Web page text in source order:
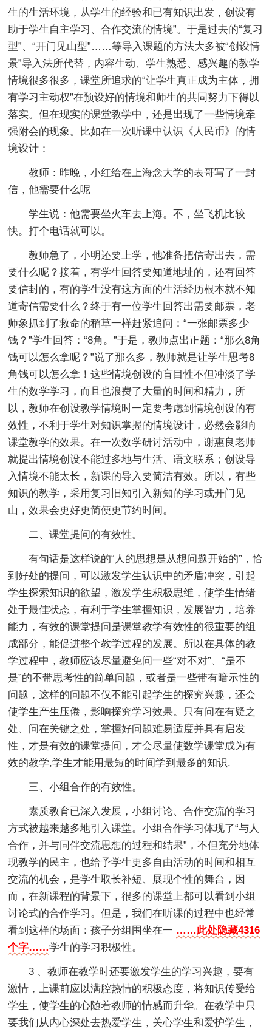
生的生活环境，从学生的经验和已有知识出发，创设有
助于学生自主学习、合作交流的情境”。于是过去的“复习
型”、“开门见山型”……等导入课题的方法大多被“创设情
景”导入法所代替，内容生动、学生熟悉、感兴趣的教学
情境很多很多，课堂所追求的“让学生真正成为主体，拥
有学习主动权”在预设好的情境和师生的共同努力下得以
落实。但在现实的课堂教学中，还是出现了一些情境牵
强附会的现象。比如在一次听课中认识《人民币》的情
境设计：
教师：昨晚，小红给在上海念大学的表哥写了一封
信，他需要什么呢
学生说：他需要坐火车去上海。不，坐飞机比较
快。打个电话就可以。
教师急了，小明还要上学，他准备把信寄出去，需
要什么呢？接着，有学生回答要知道地址的，还有回答
要信封的，有的学生没有这方面的生活经历根本就不知
道寄信需要什么？终于有一位学生回答出需要邮票，老
师象抓到了救命的稻草一样赶紧追问：“一张邮票多少
钱？”学生回答：“8角。”于是，教师点出正题：“那么8角
钱可以怎么拿呢？”说了那么多，教师就是让学生思考8
角钱可以怎么拿！这些情境创设的盲目性不但冲淡了学
生的数学学习，而且也浪费了大量的时间和精力，所
以，教师在创设教学情境时一定要考虑到情境创设的有
效性，不利于学生对知识掌握的情境设计，必然会影响
课堂教学的效果。在一次数学研讨活动中，谢惠良老师
就提出情境创设不能过多地与生活、语文联系；创设导
入情境不能太长，新课的导入要简洁有效。所以，有些
知识的教学，采用复习旧知引入新知的学习或开门见
山，效果会更好更简便更节约时间。
二、课堂提问的有效性。
有句话是这样说的“人的思想是从想问题开始的”，恰
到好处的提问，可以激发学生认识中的矛盾冲突，引起
学生探索知识的欲望，激发学生积极思维，使学生情绪
处于最佳状态，有利于学生掌握知识，发展智力，培养
能力，有效的课堂提问是课堂教学有效性的很重要的组
成部分，能促进整个教学过程的发展。所以在具体的教
学过程中，教师应该尽量避免问一些“对不对”、“是不
是”的不带思考性的简单问题，或者是一些带有暗示性的
问题，这样的问题不仅不能引起学生的探究兴趣，还会
使学生产生压倦，影响探究学习效果。只有问在有疑之
处、问在关键之处，掌握好问题难易适度并具有启发
性，才是有效的课堂提问，才会尽量使数学课堂成为有
效的教学,学生才能用最短的时间学到最多的知识.
三、小组合作的有效性。
素质教育已深入发展，小组讨论、合作交流的学习
方式被越来越多地引入课堂。小组合作学习体现了“与人
合作，并与同伴交流思想的过程和结果”，不但充分地体
现教学的民主，也给予学生更多自由活动的时间和相互
交流的机会，是学生取长补短、展现个性的舞台，因
而，在新课程的背景下，很多的课堂上都可以看到小组
讨论式的合作学习。但是，我们在听课的过程中也经常
看到这样的场面：孩子分组围坐在一 ……此处隐藏4316
个字……学生的学习积极性。
3 、教师在教学时还要激发学生的学习兴趣，要有
激情，上课前应以满腔热情的积极态度，将知识传受给
学生，使学生的心随着教师的情感而升华。在教学中只
要我们从内心深处去热爱学生，关心学生和爱护学生，